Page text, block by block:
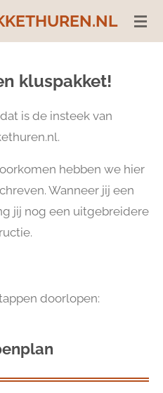
kluspakket!
is de insteek van
hebben we hier
Wanneer jij een
jij nog een uitgebreidere
doorlopen: